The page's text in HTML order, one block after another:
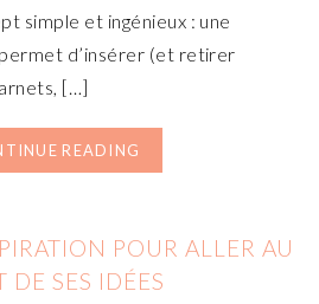
simple et ingénieux : une
d’insérer (et retirer
[…]
READING
POUR ALLER AU
DE SES IDÉES